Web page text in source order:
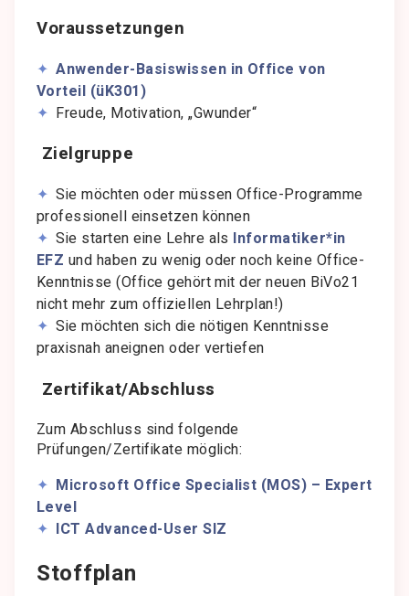
Voraussetzungen
Anwender-Basiswissen in Office von
Vorteil (üK301)
Freude, Motivation, „Gwunder“
Zielgruppe
Sie möchten oder müssen Office-Programme
professionell einsetzen können
Sie starten eine Lehre als Informatiker*in
EFZ und haben zu wenig oder noch keine Office-
Kenntnisse (Office gehört mit der neuen BiVo21
nicht mehr zum offiziellen Lehrplan!)
Sie möchten sich die nötigen Kenntnisse
praxisnah aneignen oder vertiefen
Zertifikat/Abschluss
Zum Abschluss sind folgende
Prüfungen/Zertifikate möglich:
Microsoft Office Specialist (MOS) – Expert
Level
ICT Advanced-User SIZ
Stoffplan